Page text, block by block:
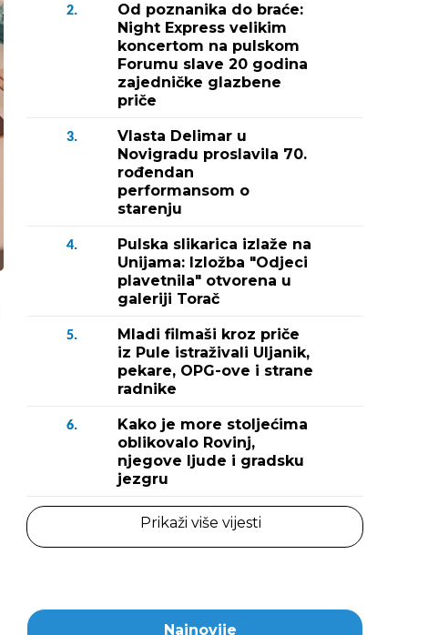
2.
Od poznanika do braće:
Night Express velikim
koncertom na pulskom
Forumu slave 20 godina
zajedničke glazbene
priče
3.
Vlasta Delimar u
Novigradu proslavila 70.
rođendan
performansom o
starenju
4.
Pulska slikarica izlaže na
Unijama: Izložba "Odjeci
plavetnila" otvorena u
galeriji Torač
5.
Mladi filmaši kroz priče
iz Pule istraživali Uljanik,
pekare, OPG-ove i strane
radnike
6.
Kako je more stoljećima
oblikovalo Rovinj,
njegove ljude i gradsku
jezgru
Prikaži više vijesti
Najnovije